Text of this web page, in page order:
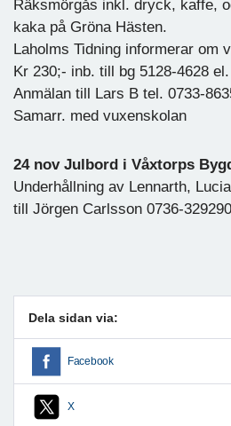
Räksmörgås inkl. dryck, kaffe,
kaka på Gröna Hästen.
Laholms Tidning informerar om
Kr 230;- inb. till bg 5128-4628
Anmälan till Lars B tel. 0733-
Samarr. med vuxenskolan
24 nov Julbord i Våxtorps
Underhållning av Lennarth,
till Jörgen Carlsson 0736-
Dela sidan via:
Facebook
X